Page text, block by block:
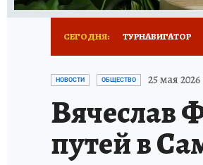
СЕГОДНЯ: ТУРНАВИГАТОР
НАДЕЖНЫЕ
НОВЫЙ ГОД В
КУЙБЫШЕВ -
НОВОСТИ ОБЩЕСТВО 25 мая 2026
Вячеслав
путей в